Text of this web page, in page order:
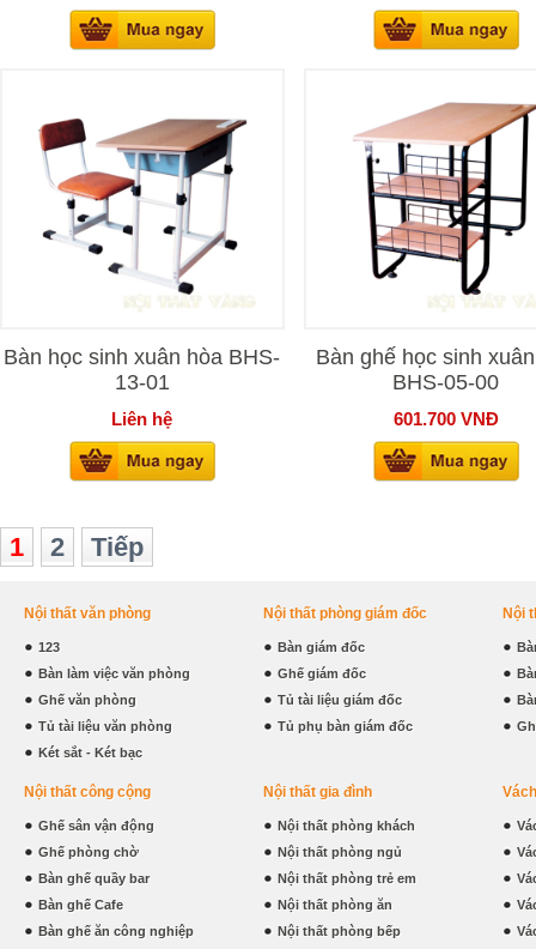
Bàn học sinh xuân hòa BHS-
13-01
Liên hệ
Bàn ghế học sinh
BHS-05-00
601.700 VNĐ
1 2 Tiếp
Nội thất văn phòng
123
Bàn làm việc văn phòng
Ghế văn phòng
Tủ tài liệu văn phòng
Két sắt - Két bạc
Nội thất phòng giám đốc
Bàn giám đốc
Ghế giám đốc
Tủ tài liệu giám đốc
Tủ phụ bàn giám đốc
Nội
Nội thất công cộng
Ghế sân vận động
Ghế phòng chờ
Bàn ghế quầy bar
Bàn ghế Cafe
Bàn ghế ăn công nghiệp
Nội thất gia đình
Nội thất phòng khách
Nội thất phòng ngủ
Nội thất phòng trẻ em
Nội thất phòng ăn
Nội thất phòng bếp